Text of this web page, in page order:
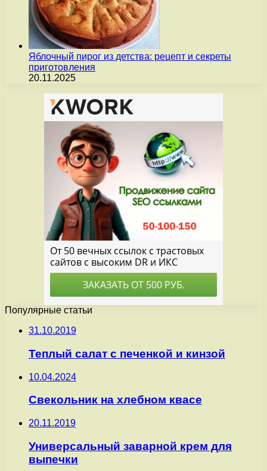
Яблочный пирог из детства: рецепт и секреты
приготовления
20.11.2025
Популярные статьи
31.10.2019
Теплый салат с печенкой и кинзой
10.04.2024
Свекольник на хлебном квасе
20.11.2019
Универсальный заварной крем для
выпечки